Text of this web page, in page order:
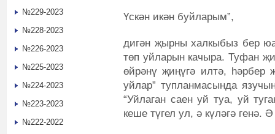
Үскән икән буйларым”,
дигән җырны халкыбыз бер
төп уйларын качыра. Туфан
өйрәнү җиңүгә илтә,
уйлар” тупланмасында
“Уйлаган саен уй туа, уй
кеше түгел ул, ә күләгә генә.
№229-2023
№228-2023
№226-2023
№225-2023
№224-2023
№223-2023
№222-2022